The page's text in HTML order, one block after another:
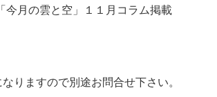
今月の雲と空」１１月コラム掲載
りますので別途お問合せ下さい。